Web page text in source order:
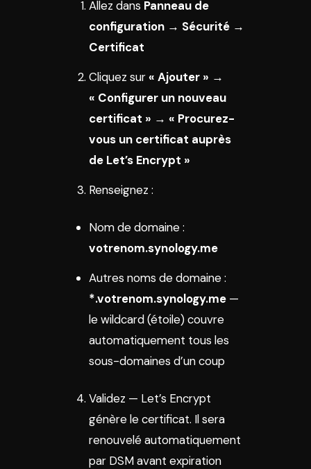
Allez dans Panneau de
configuration → Sécurité →
Certificat
Cliquez sur « Ajouter » →
« Configurer un nouveau
certificat » → « Procurez-
vous un certificat auprès
de Let’s Encrypt »
Renseignez :
Nom de domaine :
votrenom.synology.me
Autres noms de domaine :
*.votrenom.synology.me —
le wildcard (étoile) couvre
automatiquement tous les
sous-domaines d’un coup
Validez — Let’s Encrypt
génère le certificat. Il sera
renouvelé automatiquement
par DSM avant expiration